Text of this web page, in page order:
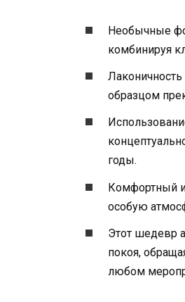
Необычные
комбинируя
образцом
годы.
Комфортный
особую
Этот шедевр
покоя,
любом